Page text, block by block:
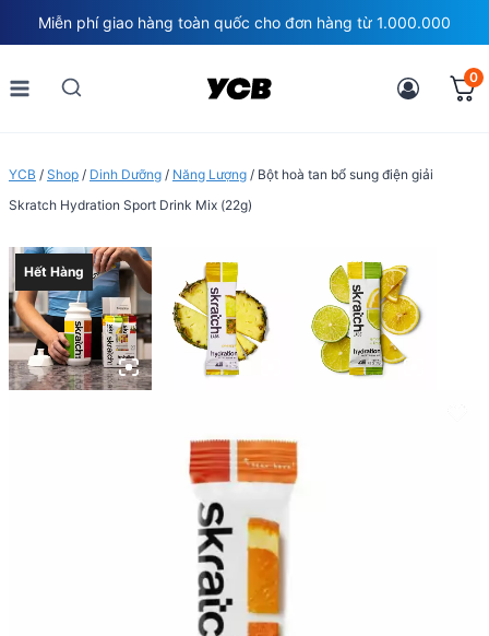
to
content
Miễn phí giao hàng toàn quốc cho đơn hàng từ 1.000.000
0
YCB / Shop / Dinh Dưỡng / Năng Lượng / Bột hoà tan bổ sung điện giải
Skratch Hydration Sport Drink Mix (22g)
Hết Hàng